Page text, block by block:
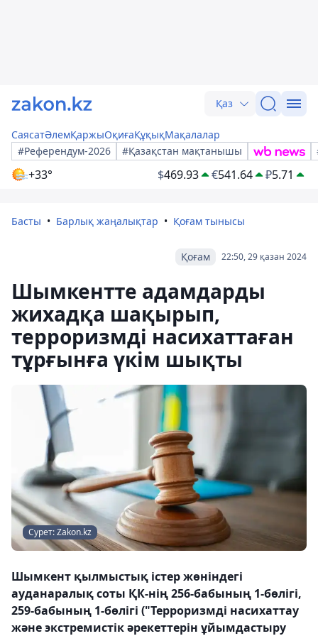
Қаз
СаясатӘлемҚаржыОқиғаҚұқықМақалалар
#Референдум-2026
#Қазақстан мақтанышы
+33° $469.93 €541.64 ₽5.71
Басты Барлық жаңалықтар Қоғам тынысы
22:50, 29 қазан 2024
Қоғам
Шымкентте адамдарды
жихадқа шақырып,
терроризмді насихаттаған
тұрғынға үкім шықты
Сурет: Zakon.kz
Шымкент қылмыстық істер жөніндегі
ауданаралық соты ҚК-нің 256-бабының 1-бөлігі,
259-бабының 1-бөлігі ("Терроризмді насихаттау
және экстремистік әрекеттерін ұйымдастыру